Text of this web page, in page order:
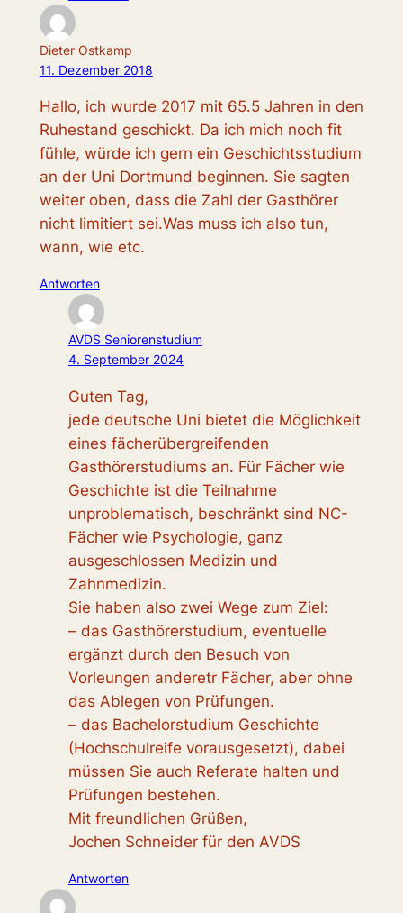
Dieter Ostkamp
11. Dezember 2018
Hallo, ich wurde 2017 mit 65.5 Jahren in den
Ruhestand geschickt. Da ich mich noch fit
fühle, würde ich gern ein Geschichtsstudium
an der Uni Dortmund beginnen. Sie sagten
weiter oben, dass die Zahl der Gasthörer
nicht limitiert sei.Was muss ich also tun,
wann, wie etc.
Antworten
AVDS Seniorenstudium
4. September 2024
Guten Tag,
jede deutsche Uni bietet die Möglichkeit
eines fächerübergreifenden
Gasthörerstudiums an. Für Fächer wie
Geschichte ist die Teilnahme
unproblematisch, beschränkt sind NC-
Fächer wie Psychologie, ganz
ausgeschlossen Medizin und
Zahnmedizin.
Sie haben also zwei Wege zum Ziel:
– das Gasthörerstudium, eventuelle
ergänzt durch den Besuch von
Vorleungen anderetr Fächer, aber ohne
das Ablegen von Prüfungen.
– das Bachelorstudium Geschichte
(Hochschulreife vorausgesetzt), dabei
müssen Sie auch Referate halten und
Prüfungen bestehen.
Mit freundlichen Grüßen,
Jochen Schneider für den AVDS
Antworten